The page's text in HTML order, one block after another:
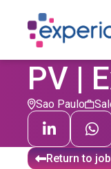
PV |
Sao Paulo
Return to